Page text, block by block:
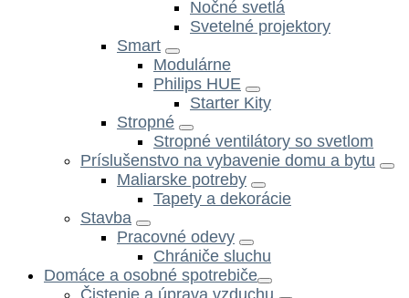
Nočné svetlá
Svetelné projektory
Smart
Modulárne
Philips HUE
Starter Kity
Stropné
Stropné ventilátory so svetlom
Príslušenstvo na vybavenie domu a bytu
Maliarske potreby
Tapety a dekorácie
Stavba
Pracovné odevy
Chrániče sluchu
Domáce a osobné spotrebiče
Čistenie a úprava vzduchu